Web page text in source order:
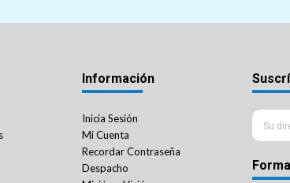
Información
Inicia Sesión
Mi Cuenta
Recordar Contraseña
Despacho